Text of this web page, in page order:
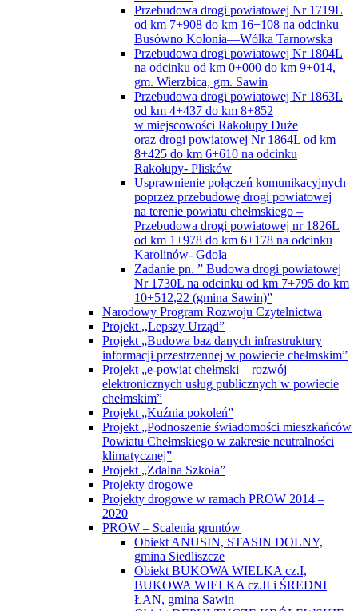
Przebudowa drogi powiatowej Nr 1719L
od km 7+908 do km 16+108 na odcinku
Busówno Kolonia—Wólka Tarnowska
Przebudowa drogi powiatowej Nr 1804L
na odcinku od km 0+000 do km 9+014,
gm. Wierzbica, gm. Sawin
Przebudowa drogi powiatowej Nr 1863L
od km 4+437 do km 8+852
w miejscowości Rakołupy Duże
oraz drogi powiatowej Nr 1864L od km
8+425 do km 6+610 na odcinku
Rakołupy- Plisków
Usprawnienie połączeń komunikacyjnych
poprzez przebudowę drogi powiatowej
na terenie powiatu chełmskiego –
Przebudowa drogi powiatowej nr 1826L
od km 1+978 do km 6+178 na odcinku
Karolinów- Gdola
Zadanie pn. ” Budowa drogi powiatowej
Nr 1730L na odcinku od km 7+795 do km
10+512,22 (gmina Sawin)”
Narodowy Program Rozwoju Czytelnictwa
Projekt ,,Lepszy Urząd”
Projekt „Budowa baz danych infrastruktury
informacji przestrzennej w powiecie chełmskim”
Projekt „e-powiat chełmski – rozwój
elektronicznych usług publicznych w powiecie
chełmskim”
Projekt „Kuźnia pokoleń”
Projekt „Podnoszenie świadomości mieszkańców
Powiatu Chełmskiego w zakresie neutralności
klimatycznej”
Projekt „Zdalna Szkoła”
Projekty drogowe
Projekty drogowe w ramach PROW 2014 –
2020
PROW – Scalenia gruntów
Obiekt ANUSIN, STASIN DOLNY,
gmina Siedliszcze
Obiekt BUKOWA WIELKA cz.I,
BUKOWA WIELKA cz.II i ŚREDNI
ŁAN, gmina Sawin